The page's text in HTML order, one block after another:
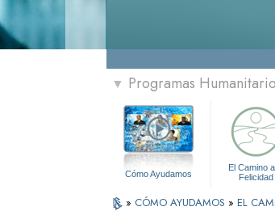
▼ Programas
Cómo Ayudamos
El Camino
Felicidad
» CÓMO AYUDAMOS » EL